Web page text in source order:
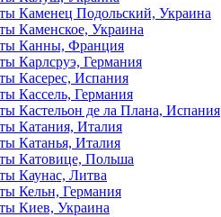
Каменец Подольский, Украина
Каменское, Украина
Канны, Франция
Карлсруэ, Германия
Касерес, Испания
Кассель, Германия
Кастельон де ла Плана, Испания
Катания, Италия
Катанья, Италия
Катовице, Польша
Каунас, Литва
Кельн, Германия
Киев, Украина